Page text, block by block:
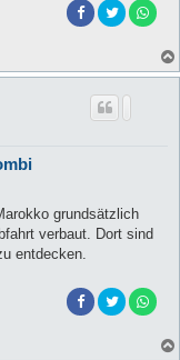
grundsätzlich
verbaut. Dort sind
entdecken.